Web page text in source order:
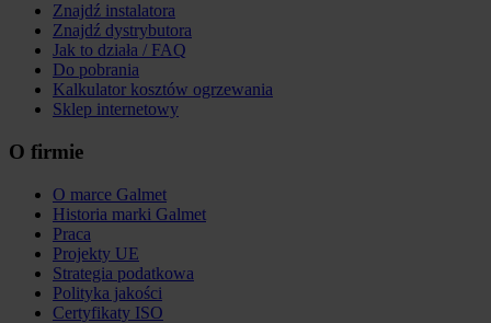
Znajdź instalatora
Znajdź dystrybutora
Jak to działa / FAQ
Do pobrania
Kalkulator kosztów ogrzewania
Sklep internetowy
O firmie
O marce Galmet
Historia marki Galmet
Praca
Projekty UE
Strategia podatkowa
Polityka jakości
Certyfikaty ISO